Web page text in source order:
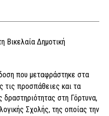
Βικελαία Δημοτική
που μεταφράστηκε στα
τις προσπάθειες και τα
στη Γόρτυνα,
Σχολής, της οποίας την